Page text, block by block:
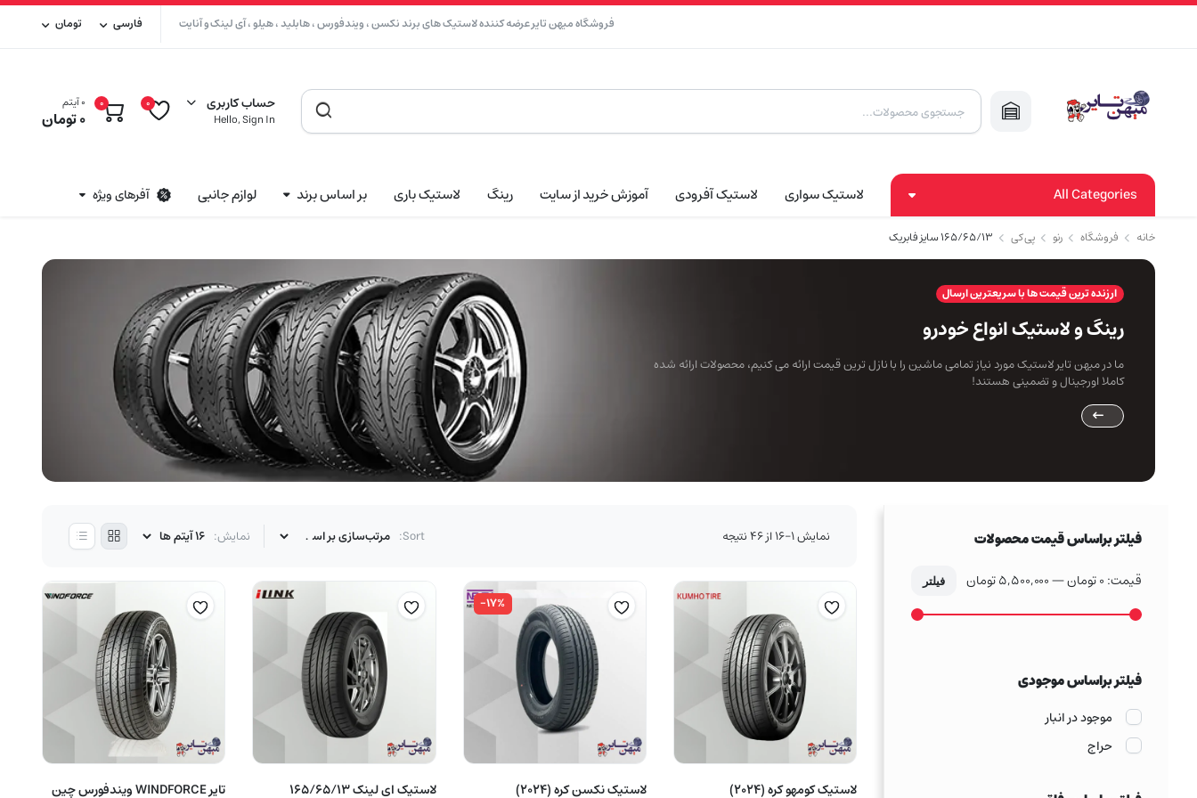
فروشگاه میهن تایر عرضه کننده لاستیک های برند نکسن ، ویندفورس ، هابلید ، هیلو ، آی لینک و آنایت فارسی تومان
Products
search
حساب کاربری
Hello, Sign In
0
0 0 آیتم
0تومان
All Categories لاستیک سواری لاستیک آفرودی آموزش خرید از سایت رینگ لاستیک باری بر اساس برند لوازم جانبی آفرهای ویژه
خانه فروشگاه رنو پی کی ۱۶۵/۶۵/۱۳ سایز فابریک
ارزنده ترین قیمت ها با سریعترین ارسال
رینگ و لاستیک انواع خودرو
ما در میهن تایر لاستیک مورد نیاز تمامی ماشین را با نازل ترین قیمت ارائه می کنیم، محصولات ارائه شده
کاملا اورجینال و تضمینی هستند!
نمایش 1–16 از 46 نتیجه
قیمت:
زیاد
Sort: نمایش:
لاستیک کومهو کره (2024)
-۱۷%
لاستیک نکسن کره (2024) لاستیک ای لینک 165/65/13 تایر WINDFORCE ویندفورس چین
فیلتر براساس قیمت محصولات
قیمت
قیمت
فیلتر قیمت: 0 تومان —5,500,000 تومان
فیلتر براساس موجودی
موجود در انبار
حراج